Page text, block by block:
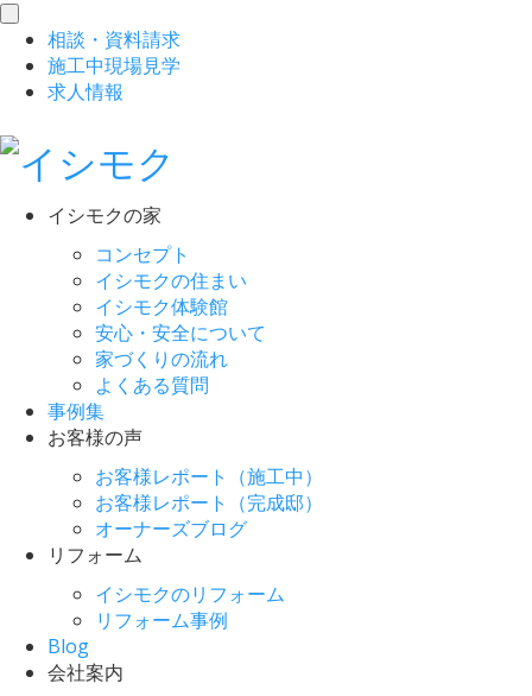
toggle
navigation
相談 ・ 資料請求
施工中現場見学
求人情報
イシモクの家
コンセプト
イシモクの住まい
イシモク体験館
安心・安全について
家づくりの流れ
よくある質問
事例集
お客様の声
お客様レポート（施工中）
お客様レポート（完成邸）
オーナーズブログ
リフォーム
イシモクのリフォーム
リフォーム事例
Blog
会社案内